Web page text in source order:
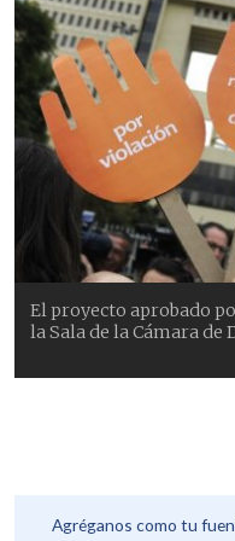
El proyecto aprobado
la Sala de la Cámara de
Agréganos como tu